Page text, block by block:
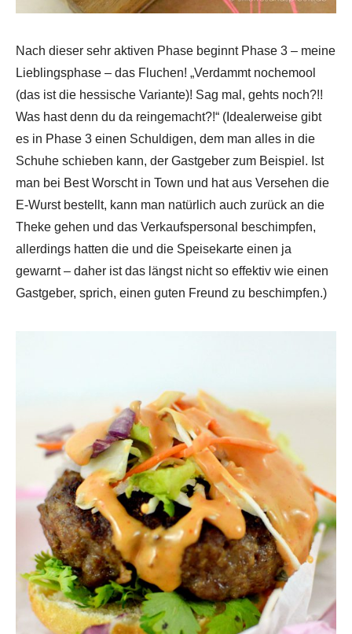
Nach dieser sehr aktiven Phase beginnt Phase 3 – meine
Lieblingsphase – das Fluchen! „Verdammt nochemool
(das ist die hessische Variante)! Sag mal, gehts noch?!!
Was hast denn du da reingemacht?!“ (Idealerweise gibt
es in Phase 3 einen Schuldigen, dem man alles in die
Schuhe schieben kann, der Gastgeber zum Beispiel. Ist
man bei Best Worscht in Town und hat aus Versehen die
E-Wurst bestellt, kann man natürlich auch zurück an die
Theke gehen und das Verkaufspersonal beschimpfen,
allerdings hatten die und die Speisekarte einen ja
gewarnt – daher ist das längst nicht so effektiv wie einen
Gastgeber, sprich, einen guten Freund zu beschimpfen.)